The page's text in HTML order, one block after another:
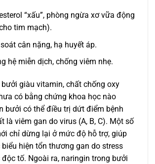
“xấu”, phòng ngừa xơ vữa động
tim mạch).
cân nặng, hạ huyết áp.
hệ miễn dịch, chống viêm nhẹ.
bưởi giàu vitamin, chất chống oxy
có bằng chứng khoa học nào
bưởi có thể điều trị dứt điểm bệnh
là viêm gan do virus (A, B, C). Một số
chỉ dừng lại ở mức độ hỗ trợ, giúp
hiện tổn thương gan do stress
tố. Ngoài ra, naringin trong bưởi